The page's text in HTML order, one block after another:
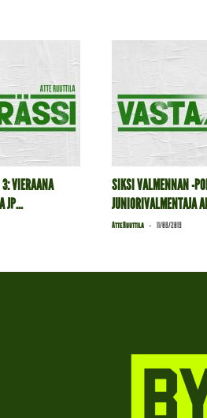
VIERAANA
JP...
SIKSI VALMENNAN -
JUNIORIVALMENTAJA
Atte Ruuttila - 11/08/2019